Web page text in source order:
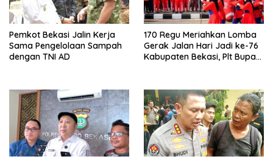
Pemkot Bekasi Jalin Kerja
Sama Pengelolaan Sampah
dengan TNI AD
170 Regu Meriahkan Lomba
Gerak Jalan Hari Jadi ke-76
Kabupaten Bekasi, Plt Bupati